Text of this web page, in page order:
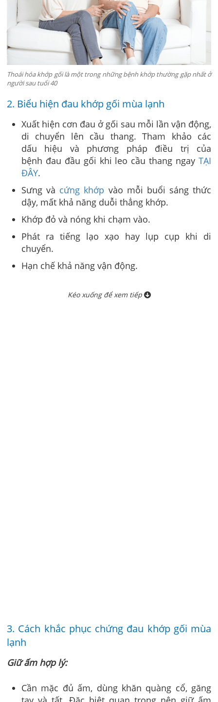
Thoái hóa khớp gối là một trong những bệnh khớp thường gặp nhất ở
người sau tuổi 40
2. Biểu hiện đau khớp gối mùa lạnh
Xuất hiện cơn đau ở gối sau mỗi lần vận động,
di chuyển lên cầu thang. Tham khảo các
dấu hiệu và phương pháp điều trị của
bệnh đau đầu gối khi leo cầu thang ngay TẠI
ĐÂY.
Sưng và cứng khớp vào mỗi buổi sáng thức
dậy, mất khả năng duỗi thẳng khớp.
Khớp đỏ và nóng khi chạm vào.
Phát ra tiếng lạo xạo hay lụp cụp khi di
chuyển.
Hạn chế khả năng vận động.
Kéo xuống để xem tiếp
3. Cách khắc phục chứng đau khớp gối mùa
lạnh
Giữ ấm hợp lý:
Cần mặc đủ ấm, dùng khăn quàng cổ, găng